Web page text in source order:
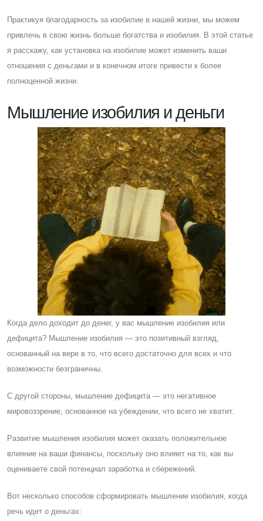
Практикуя благодарность за изобилие в нашей жизни, мы можем
привлечь в свою жизнь больше богатства и изобилия. В этой статье
я расскажу, как установка на изобилие может изменить ваши
отношения с деньгами и в конечном итоге привести к более
полноценной жизни.
Мышление изобилия и деньги
Когда дело доходит до денег, у вас мышление изобилия или
дефицита? Мышление изобилия — это позитивный взгляд,
основанный на вере в то, что всего достаточно для всех и что
возможности безграничны.
C другой стороны, мышление дефицита — это негативное
мировоззрение, основанное на убеждении, что всего не хватит.
Развитие мышления изобилия может оказать положительное
влияние на ваши финансы, поскольку оно влияет на то, как вы
оцениваете свой потенциал заработка и сбережений.
Вот несколько способов сформировать мышление изобилия, когда
речь идет о деньгах: